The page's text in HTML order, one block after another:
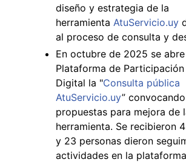
diseño y estrategia de la
herramienta AtuServicio.uy
al proceso de consulta y
En octubre de 2025 se
Plataforma de Participación
Digital la "Consulta pública
AtuServicio.uy”
propuestas para mejora de
herramienta. Se recibieron
y 23 personas dieron
actividades en la